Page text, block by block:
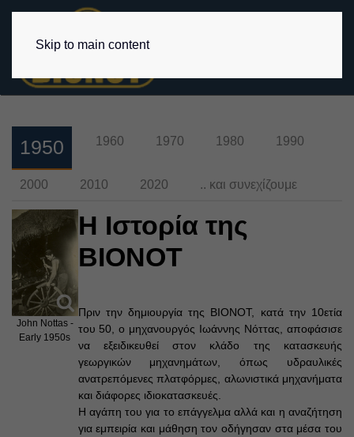
Skip to main content
1950 1960 1970 1980 1990
2000 2010 2020 .. και συνεχίζουμε
John Nottas -
Early 1950s
Η Ιστορία της
BIONOT
Πριν την δημιουργία της BIONΟΤ, κατά την 10ετία
του 50, ο μηχανουργός Ιωάννης Νόττας, αποφάσισε
να εξειδικευθεί στον κλάδο της κατασκευής
γεωργικών μηχανημάτων, όπως υδραυλικές
ανατρεπόμενες πλατφόρμες, αλωνιστικά μηχανήματα
και διάφορες ιδιοκατασκευές.
Η αγάπη του για το επάγγελμα αλλά και η αναζήτηση
για εμπειρία και μάθηση τον οδήγησαν στα μέσα του